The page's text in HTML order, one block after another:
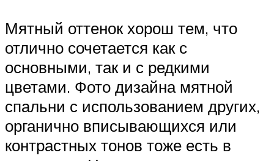
Мятный оттенок хорош тем, что
отлично сочетается как с
основными, так и с редкими
цветами. Фото дизайна мятной
спальни с использованием других,
органично вписывающихся или
контрастных тонов тоже есть в